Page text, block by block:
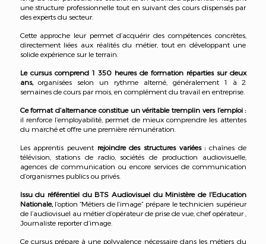
une structure professionnelle tout en suivant des cours dispensés par
des experts du secteur.
Cette approche leur permet d’acquérir des compétences concrètes,
directement liées aux réalités du métier, tout en développant une
solide expérience sur le terrain.
Le cursus comprend 1 350 heures de formation réparties sur deux
ans,organisées selon un rythme alterné, généralement 1 à 2
semaines de cours par mois, en complément du travail en entreprise.
Ce format d’alternance constitue un véritable tremplin vers l’emploi :
il renforce l’employabilité, permet de mieux comprendre les attentes
du marché et offre une première rémunération.
Les apprentis peuvent rejoindre des structures variées :chaînes de
télévision, stations de radio, sociétés de production audiovisuelle,
agences de communication ou encore services de communication
d’organismes publics ou privés.
Issu du référentiel du BTS Audiovisuel du Ministère de l’Education
Nationale, l’option “Métiers de l’image” prépare le technicien supérieur
de l’audiovisuel au métier d’opérateur de prise de vue, chef opérateur ,
Journaliste reporter d’image.
Ce cursus prépare à une polyvalence nécessaire dans les métiers du